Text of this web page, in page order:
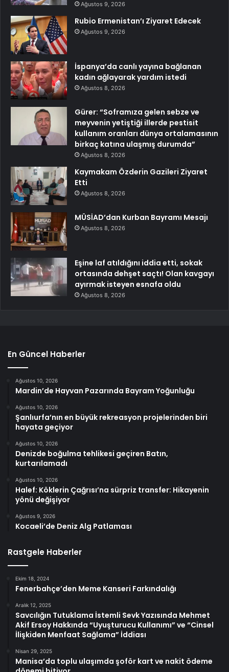
Ağustos 9, 2026
Rubio Ermenistan’ı Ziyaret Edecek
Ağustos 9, 2026
İspanya’da canlı yayına bağlanan
kadın ağlayarak yardım istedi
Ağustos 8, 2026
Gürer: “Soframıza gelen sebze ve
meyvenin yetiştiği illerde pestisit
kullanım oranları dünya ortalamasının
birkaç katına ulaşmış durumda”
Ağustos 8, 2026
Kaymakam Özderin Gazileri Ziyaret
Etti
Ağustos 8, 2026
MÜSİAD’dan Kurban Bayramı Mesajı
Ağustos 8, 2026
Eşine laf atıldığını iddia etti, sokak
ortasında dehşet saçtı! Olan kavgayı
ayırmak isteyen esnafa oldu
Ağustos 8, 2026
En Güncel Haberler
Ağustos 10, 2026
Mardin’de Hayvan Pazarında Bayram Yoğunluğu
Ağustos 10, 2026
Şanlıurfa’nın en büyük rekreasyon projelerinden biri
hayata geçiyor
Ağustos 10, 2026
Denizde boğulma tehlikesi geçiren Batın,
kurtarılamadı
Ağustos 10, 2026
Halef: Köklerin Çağrısı’na sürpriz transfer: Hikayenin
yönü değişiyor
Ağustos 9, 2026
Kocaeli’de Deniz Alg Patlaması
Rastgele Haberler
Ekim 18, 2024
Fenerbahçe’den Meme Kanseri Farkındalığı
Aralık 12, 2025
Savcılığın Tutuklama İstemli Sevk Yazısında Mehmet
Akif Ersoy Hakkında “Uyuşturucu Kullanımı” ve “Cinsel
İlişkiden Menfaat Sağlama” İddiası
Nisan 29, 2025
Manisa’da toplu ulaşımda şoför kart ve nakit ödeme